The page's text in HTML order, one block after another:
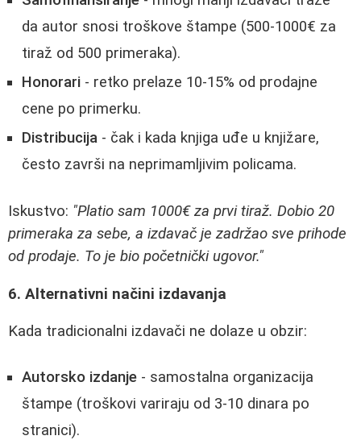
da autor snosi troškove štampe (500-1000€ za
tiraž od 500 primeraka).
Honorari - retko prelaze 10-15% od prodajne
cene po primerku.
Distribucija - čak i kada knjiga uđe u knjižare,
često završi na neprimamljivim policama.
Iskustvo: "Platio sam 1000€ za prvi tiraž. Dobio 20
primeraka za sebe, a izdavač je zadržao sve prihode
od prodaje. To je bio početnički ugovor."
6. Alternativni načini izdavanja
Kada tradicionalni izdavači ne dolaze u obzir:
Autorsko izdanje - samostalna organizacija
štampe (troškovi variraju od 3-10 dinara po
stranici).